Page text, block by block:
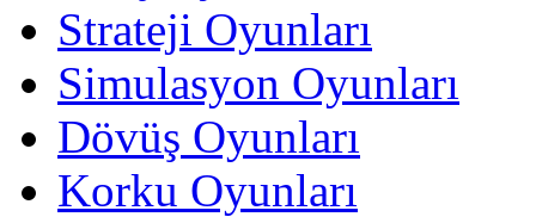
Strateji Oyunları
Simulasyon Oyunları
Dövüş Oyunları
Korku Oyunları